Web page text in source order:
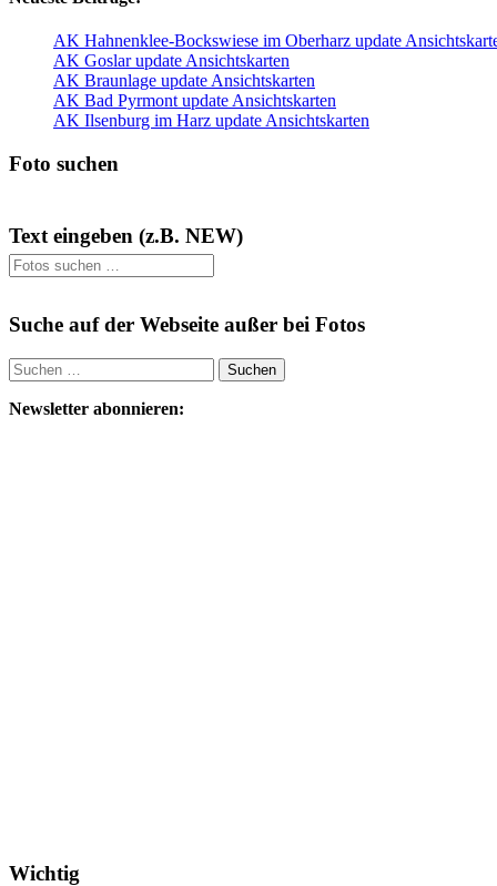
AK Hahnenklee-Bockswiese im Oberharz update
AK Goslar update Ansichtskarten
AK Braunlage update Ansichtskarten
AK Bad Pyrmont update Ansichtskarten
AK Ilsenburg im Harz update Ansichtskarten
Foto suchen
Text eingeben (z.B. NEW)
Suche auf der Webseite außer bei Fotos
Suchen
nach:
Newsletter abonnieren:
Wichtig